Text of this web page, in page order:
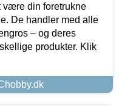
være din foretrukne
De handler med alle
– og deres
produkter. Klik